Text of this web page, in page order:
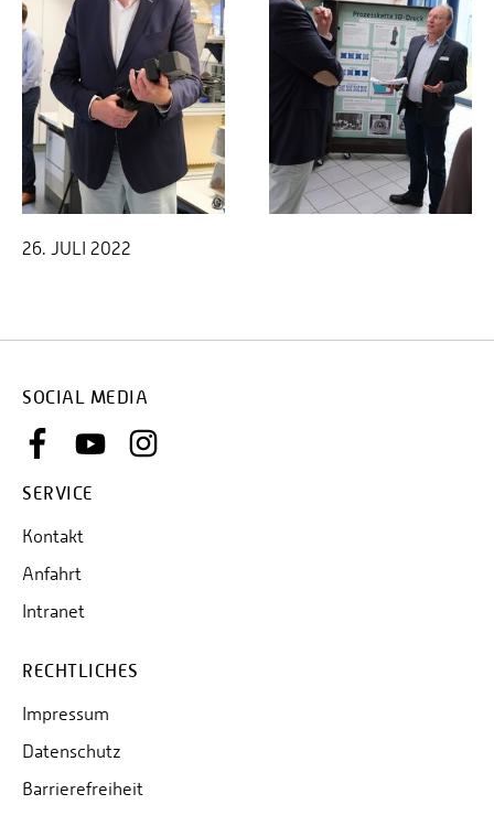
26. JULI 2022
SOCIAL MEDIA
SERVICE
Kontakt
Anfahrt
Intranet
RECHTLICHES
Impressum
Datenschutz
Barrierefreiheit